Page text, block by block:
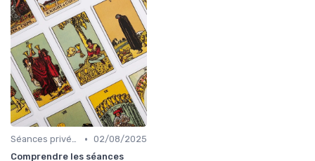
Séances privées • 02/08/2025
Comprendre les séances